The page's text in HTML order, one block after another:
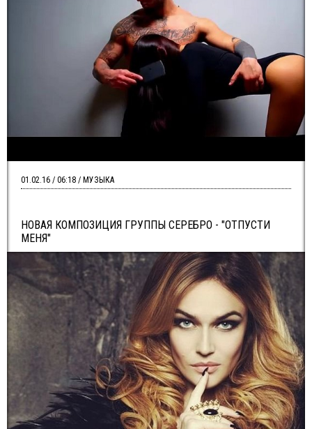
НОВАЯ КОМПОЗИЦИЯ ГРУППЫ СЕРЕБРО - "ОТПУСТИ
МЕНЯ"
01.02.16 / 06:18 / МУЗЫКА